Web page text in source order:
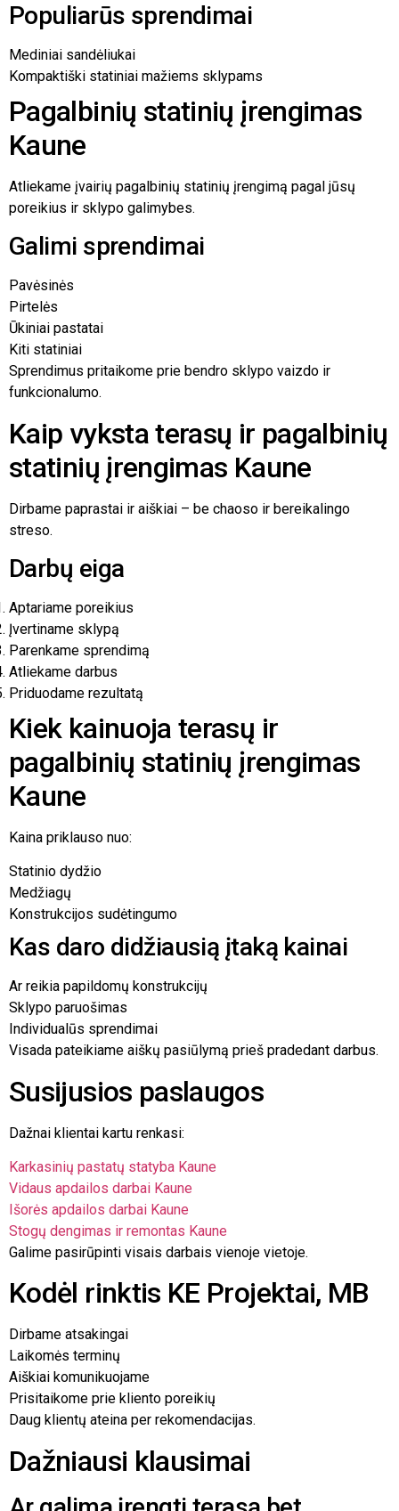
Populiarūs sprendimai
Mediniai sandėliukai
Kompaktiški statiniai mažiems sklypams
Pagalbinių statinių įrengimas
Kaune
Atliekame įvairių pagalbinių statinių įrengimą pagal jūsų
poreikius ir sklypo galimybes.
Galimi sprendimai
Pavėsinės
Pirtelės
Ūkiniai pastatai
Kiti statiniai
Sprendimus pritaikome prie bendro sklypo vaizdo ir
funkcionalumo.
Kaip vyksta terasų ir pagalbinių
statinių įrengimas Kaune
Dirbame paprastai ir aiškiai – be chaoso ir bereikalingo
streso.
Darbų eiga
Aptariame poreikius
Įvertiname sklypą
Parenkame sprendimą
Atliekame darbus
Priduodame rezultatą
Kiek kainuoja terasų ir
pagalbinių statinių įrengimas
Kaune
Kaina priklauso nuo:
Statinio dydžio
Medžiagų
Konstrukcijos sudėtingumo
Kas daro didžiausią įtaką kainai
Ar reikia papildomų konstrukcijų
Sklypo paruošimas
Individualūs sprendimai
Visada pateikiame aiškų pasiūlymą prieš pradedant darbus.
Susijusios paslaugos
Dažnai klientai kartu renkasi:
Karkasinių pastatų statyba Kaune
Vidaus apdailos darbai Kaune
Išorės apdailos darbai Kaune
Stogų dengimas ir remontas Kaune
Galime pasirūpinti visais darbais vienoje vietoje.
Kodėl rinktis KE Projektai, MB
Dirbame atsakingai
Laikomės terminų
Aiškiai komunikuojame
Prisitaikome prie kliento poreikių
Daug klientų ateina per rekomendacijas.
Dažniausi klausimai